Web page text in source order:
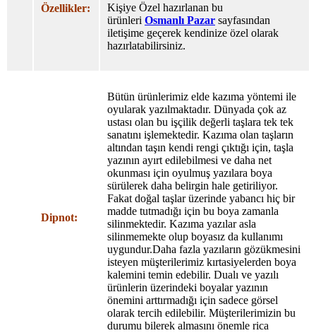
Özellikler:
Kişiye Özel hazırlanan bu
ürünleri Osmanlı Pazar sayfasından
iletişime geçerek kendinize özel olarak
hazırlatabilirsiniz.
Dipnot:
Bütün ürünlerimiz elde kazıma yöntemi ile
oyularak yazılmaktadır. Dünyada çok az
ustası olan bu işçilik değerli taşlara tek tek
sanatını işlemektedir. Kazıma olan taşların
altından taşın kendi rengi çıktığı için, taşla
yazının ayırt edilebilmesi ve daha net
okunması için oyulmuş yazılara boya
sürülerek daha belirgin hale getiriliyor.
Fakat doğal taşlar üzerinde yabancı hiç bir
madde tutmadığı için bu boya zamanla
silinmektedir. Kazıma yazılar asla
silinmemekte olup boyasız da kullanımı
uygundur.Daha fazla yazıların gözükmesini
isteyen müşterilerimiz kırtasiyelerden boya
kalemini temin edebilir. Dualı ve yazılı
ürünlerin üzerindeki boyalar yazının
önemini arttırmadığı için sadece görsel
olarak tercih edilebilir. Müşterilerimizin bu
durumu bilerek almasını önemle rica